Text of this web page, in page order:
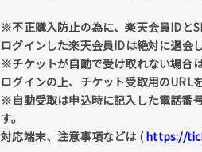
※不正購入防止の為に、楽天会員IDと
ログインした楽天会員IDは絶対に退会
※チケットが自動で受け取れない場合
ログインの上、チケット受取用のURL
※自動受取は申込時に記入した電話番
す。
対応端末、注意事項などは (https://